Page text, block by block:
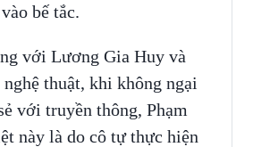
bế tắc.
với Lương Gia Huy và
thuật, khi không ngại
với truyền thông, Phạm
này là do cô tự thực hiện